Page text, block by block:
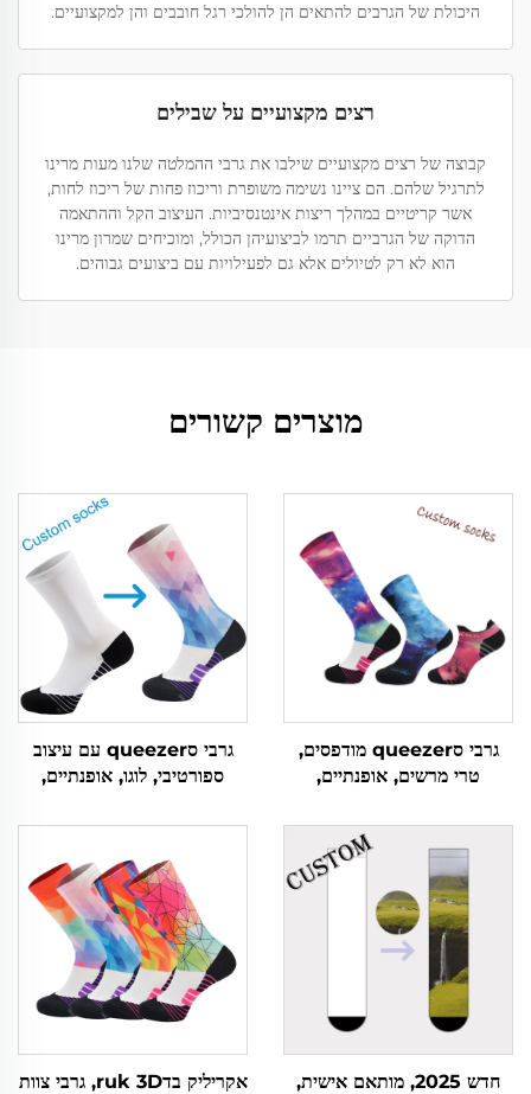
היכולת של הגרבים להתאים הן להולכי רגל חובבים והן למקצועיים.
רצים מקצועיים על שבילים
קבוצה של רצים מקצועיים שילבו את גרבי ההמלטה שלנו מעות מרינו
לתרגיל שלהם. הם ציינו נשימה משופרת וריכוז פחות של ריכוז לחות,
אשר קריטיים במהלך ריצות אינטנסיביות. העיצוב הקל וההתאמה
הדוקה של הגרביים תרמו לביצועיהן הכולל, ומוכיחים שמרון מרינו
הוא לא רק לטיולים אלא גם לפעילויות עם ביצועים גבוהים.
מוצרים קשורים
גרבי סqueezer מודפסים,
טרי מרשים, אופנתיים,
גרבי סqueezer עם עיצוב
ספורטיבי, לוגו, אופנתיים,
לרכישה מקוונת
חדש 2025, מותאם אישית,
אקריליק בדruk 3D, גרבי צוות